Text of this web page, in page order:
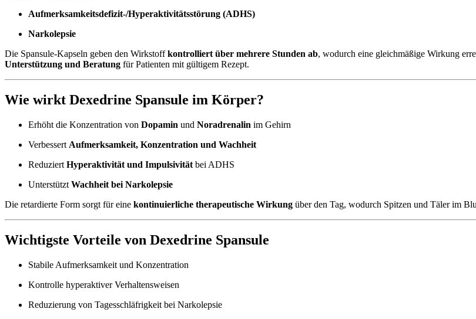
Aufmerksamkeitsdefizit-/Hyperaktivitätsstörung (ADHS)
Narkolepsie
Die Spansule-Kapseln geben den Wirkstoffkontrolliert über mehrere Stunden ab, wodurch eine gleichmäßige Wirkung
Unterstützung und Beratung für Patienten mit gültigem Rezept.
Wie wirkt Dexedrine Spansule im Körper?
Erhöht die Konzentration von Dopamin und Noradrenalin im Gehirn
Verbessert Aufmerksamkeit, Konzentration und Wachheit
Reduziert Hyperaktivität und Impulsivität bei ADHS
Unterstützt Wachheit bei Narkolepsie
Die retardierte Form sorgt für eine kontinuierliche therapeutische Wirkung über den Tag, wodurch Spitzen und Täler im
Wichtigste Vorteile von Dexedrine Spansule
Stabile Aufmerksamkeit und Konzentration
Kontrolle hyperaktiver Verhaltensweisen
Reduzierung von Tagesschläfrigkeit bei Narkolepsie